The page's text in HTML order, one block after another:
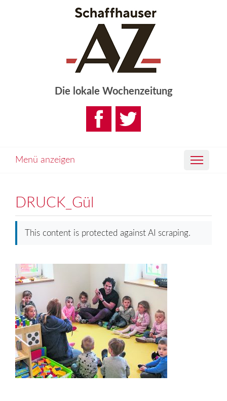
Die lokale Wochenzeitung
Menü anzeigen
DRUCK_Gül
This content is protected against AI scraping.